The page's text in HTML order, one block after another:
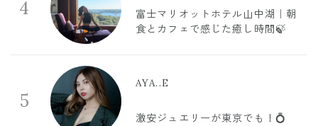
4
富士マリオットホテル山中湖｜朝
食とカフェで感じた癒し時間🍃
5
AYA..E
激安ジュエリーが東京でも！💍